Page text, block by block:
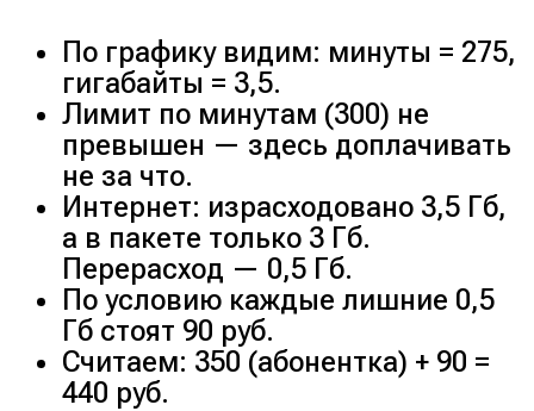
По графику видим: минуты = 275,
гигабайты = 3,5.
Лимит по минутам (300) не
превышен — здесь доплачивать
не за что.
Интернет: израсходовано 3,5 Гб,
а в пакете только 3 Гб.
Перерасход — 0,5 Гб.
По условию каждые лишние 0,5
Гб стоят 90 руб.
Считаем: 350 (абонентка) + 90 =
440 руб.